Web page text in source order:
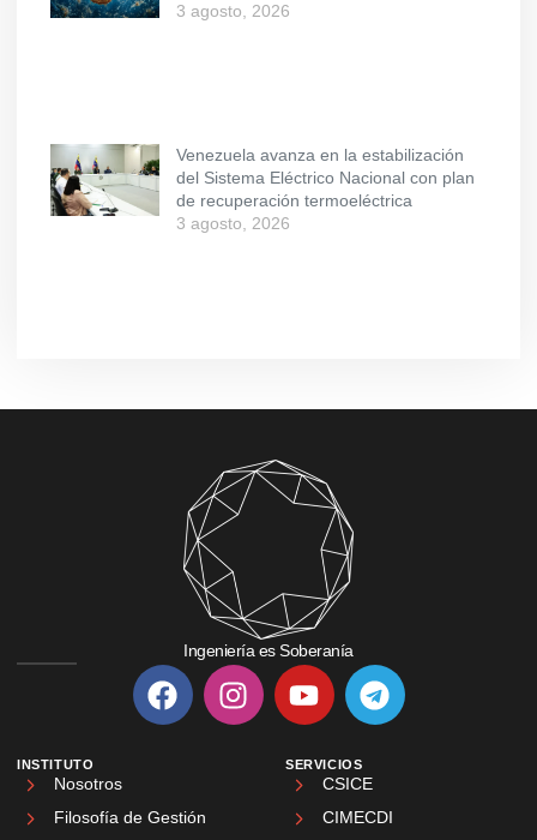
3 agosto, 2026
Venezuela avanza en la estabilización
del Sistema Eléctrico Nacional con plan
de recuperación termoeléctrica
3 agosto, 2026
Ingeniería es Soberanía
INSTITUTO
Nosotros
Filosofía de Gestión
SERVICIOS
CSICE
CIMECDI